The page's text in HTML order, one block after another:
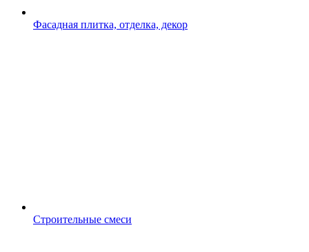
Фасадная плитка, отделка, декор
Строительные смеси